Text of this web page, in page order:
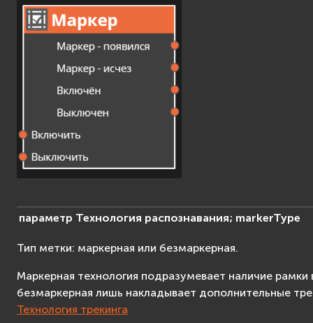
параметр Технология распознавания; markerType
Тип метки: маркерная или безмаркерная.
Маркерная технология подразумевает наличие
безмаркерная лишь накладывает дополнительные
Технология трекинга